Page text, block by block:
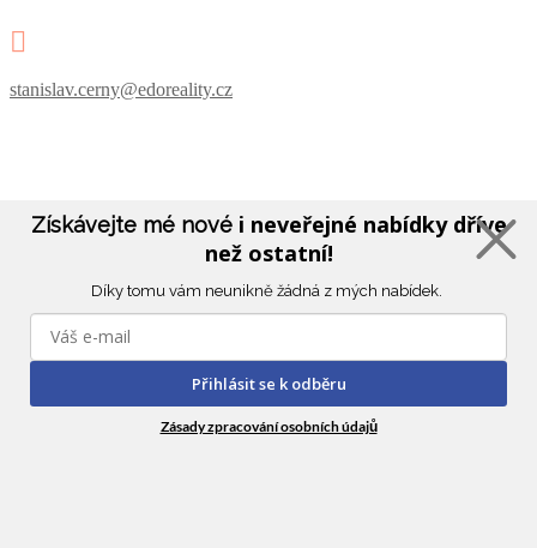

stanislav.cerny@edoreality.cz
Získávejte mé nové i neveřejné nabídky dříve
než ostatní!
Díky tomu vám neunikně žádná z mých nabídek.
Přihlásit se k odběru
Zásady zpracování osobních údajů